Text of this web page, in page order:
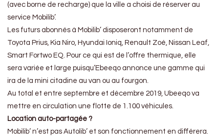
(avec borne de recharge) que la ville a choisi de réserver au
service Mobilib’.
Les futurs abonnés à Mobilib’ disposeront notamment de
Toyota Prius, Kia Niro, Hyundai Ioniq, Renault Zoé, Nissan Leaf,
Smart Fortwo EQ. Pour ce qui est de l’offre thermique, elle
sera variée et large puisqu’Ebeeqo annonce une gamme qui
ira de la mini citadine au van ou au fourgon.
Au total et entre septembre et décembre 2019, Ubeeqo va
mettre en circulation une flotte de 1.100 véhicules.
Location auto-partagée ?
Mobilib’ n’est pas Autolib’ et son fonctionnement en différera.